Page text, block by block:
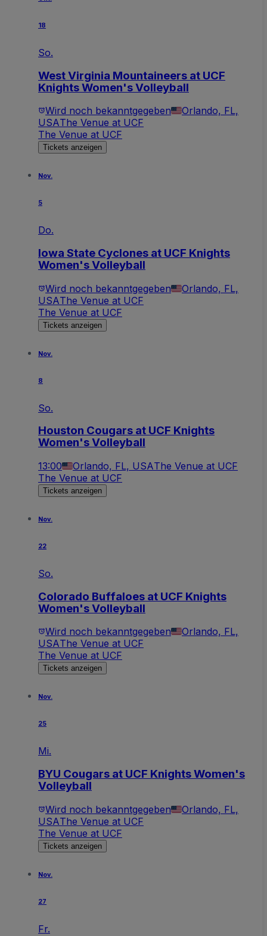
18
So.
West Virginia Mountaineers at UCF
Knights Women's Volleyball
Wird noch bekanntgegeben
Orlando, FL,
USAThe Venue at UCF
The Venue at UCF
Tickets anzeigen
Nov.
5
Do.
Iowa State Cyclones at UCF Knights
Women's Volleyball
Wird noch bekanntgegeben
Orlando, FL,
USAThe Venue at UCF
The Venue at UCF
Tickets anzeigen
Nov.
8
So.
Houston Cougars at UCF Knights
Women's Volleyball
13:00 Orlando, FL, USAThe Venue at UCF
The Venue at UCF
Tickets anzeigen
Nov.
22
So.
Colorado Buffaloes at UCF Knights
Women's Volleyball
Wird noch bekanntgegeben
Orlando, FL,
USAThe Venue at UCF
The Venue at UCF
Tickets anzeigen
Nov.
25
Mi.
BYU Cougars at UCF Knights Women's
Volleyball
Wird noch bekanntgegeben
Orlando, FL,
USAThe Venue at UCF
The Venue at UCF
Tickets anzeigen
Nov.
27
Fr.